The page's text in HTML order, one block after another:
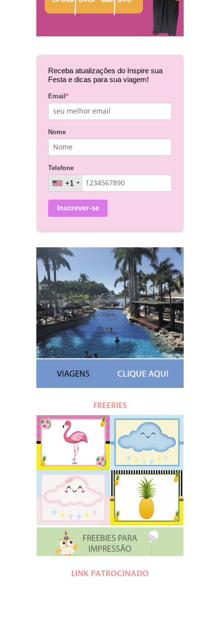
Receba atualizações do Inspire sua
Festa e dicas para sua viagem!
Email*
Nome
Telefone
+1
+1
Inscrever-se
FREEBIES
LINK PATROCINADO